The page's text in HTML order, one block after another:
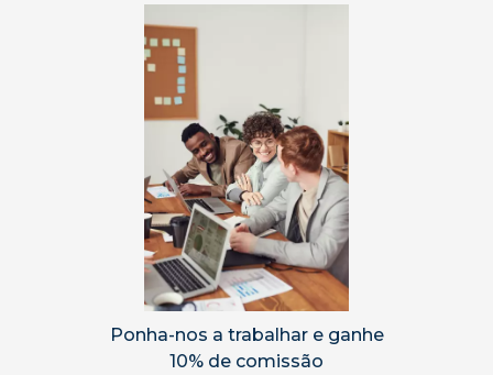
Ponha-nos a trabalhar e ganhe
10% de comissão